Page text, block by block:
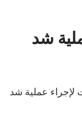
شد
عملية شد